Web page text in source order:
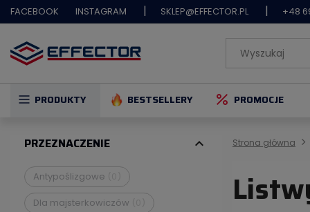
FACEBOOK INSTAGRAM | SKLEP@EFFECTOR.PL | +48
PRODUKTY BESTSELLERY PROMOCJE
PRZEZNACZENIE expand_more
Antypoślizgowe
Dla majsterkowiczów
Strona główna